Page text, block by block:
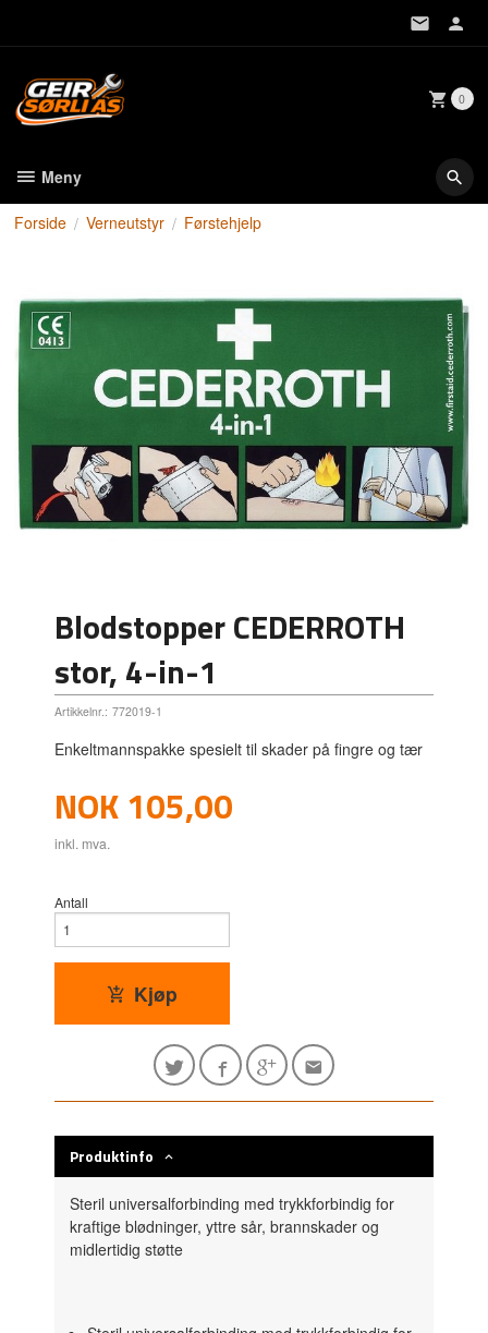
0
Meny
Forside Verneutstyr Førstehjelp
Blodstopper CEDERROTH
stor, 4-in-1
Artikkelnr.: 772019-1
Enkeltmannspakke spesielt til skader på fingre og tær
Pris
NOK105,00
inkl. mva.
Antall
Kjøp
Produktinfo
Steril universalforbinding med trykkforbindig for
kraftige blødninger, yttre sår, brannskader og
midlertidig støtte